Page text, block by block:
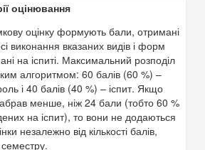
оцінювання
оцінку формують бали, отримані
виконання вказаних видів і форм
на іспиті. Максимальний розподіл
алгоритмом: 60 балів (60 %) –
і 40 балів (40 %) – іспит. Якщо
менше, ніж 24 бали (тобто 60 %
на іспит), то вони не додаються
незалежно від кількості балів,